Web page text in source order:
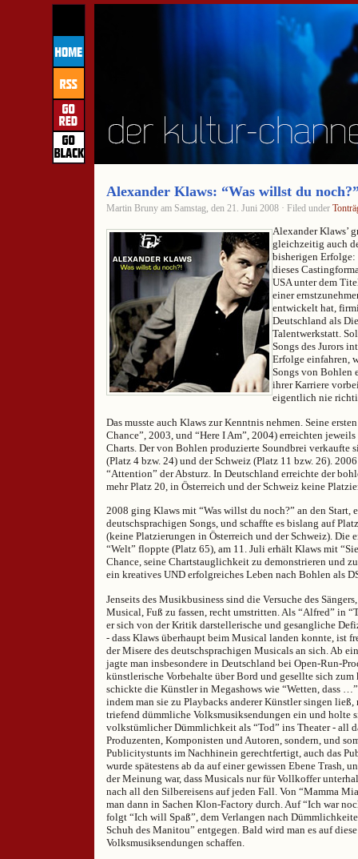
Alexander Klaws: “Was willst du
Martin Bruny am Samstag, den 21. Juni 2008 · Filed under
Alexander Klaws’
gleichzeitig auch
bisherigen Erfolge:
dieses
USA unter dem
einer
entwickelt hat,
Deutschland als
Talentwerkstatt.
Songs des Jurors
Erfolge einfahren,
Songs von Bohlen
ihrer Karriere
eigentlich nie
Das musste auch Klaws zur Kenntnis nehmen. Seine
Chance”, 2003, und “Here I Am”, 2004) erreichten
Charts. Der von Bohlen produzierte Soundbrei verkaufte
(Platz 4 bzw. 24) und der Schweiz (Platz 11 bzw. 26).
“Attention” der Absturz. In Deutschland erreichte der
mehr Platz 20, in Österreich und der Schweiz keine
2008 ging Klaws mit “Was willst du noch?” an den Start,
deutschsprachigen Songs, und schaffte es bislang auf
(keine Platzierungen in Österreich und der Schweiz). Die
“Welt” floppte (Platz 65), am 11. Juli erhält Klaws mit
Chance, seine Chartstauglichkeit zu demonstrieren und
ein kreatives UND erfolgreiches Leben nach Bohlen als
Jenseits des Musikbusiness sind die Versuche des
Musical, Fuß zu fassen, recht umstritten. Als “Alfred” in
er sich von der Kritik darstellerische und gesangliche
- dass Klaws überhaupt beim Musical landen konnte, ist
der Misere des deutschsprachigen Musicals an sich. Ab
jagte man insbesondere in Deutschland bei Open-Run-
künstlerische Vorbehalte über Bord und gesellte sich
schickte die Künstler in Megashows wie “Wetten, dass
indem man sie zu Playbacks anderer Künstler singen
triefend dümmliche Volksmusiksendungen ein und holte
volkstümlicher Dümmlichkeit als “Tod” ins Theater - all
Produzenten, Komponisten und Autoren, sondern, und
Publicitystunts im Nachhinein gerechtfertigt, auch das
wurde spätestens ab da auf einer gewissen Ebene Trash,
der Meinung war, dass Musicals nur für Vollkoffer
nach all den Silbereisens auf jeden Fall. Von “Mamma
man dann in Sachen Klon-Factory durch. Auf “Ich war
folgt “Ich will Spaß”, dem Verlangen nach
Schuh des Manitou” entgegen. Bald wird man es auf
Volksmusiksendungen schaffen.